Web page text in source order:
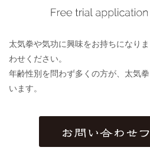
太気拳や気功に興味をお持ちになり
わせください。
年齢性別を問わず多くの方が、太気
います。